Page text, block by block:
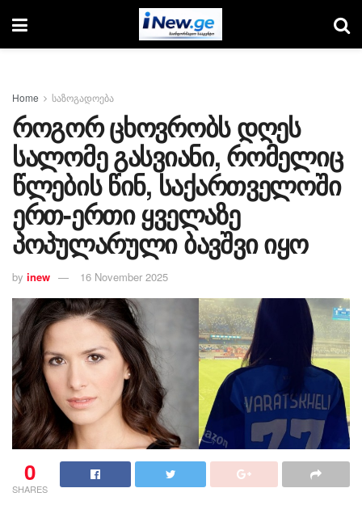
Home საზოგადოება
როგორ ცხოვრობს დღეს
სალომე გასვიანი, რომელიც
წლების წინ, საქართველოში
ერთ-ერთი ყველაზე
პოპულარული ბავშვი იყო
by inew 16 November 2025
0
SHARES